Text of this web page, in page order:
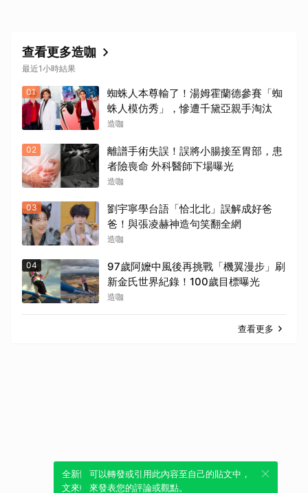
查看更多造咖
最近1小時結果
01
蜘蛛人本尊輸了！湯姆霍蘭德參賽「蜘
蛛人模仿秀」，慘遭千黛亞親手淘汰
造咖
02
離譜手術失誤！誤將小腸接至胃部，患
者險喪命 外科醫師下場曝光
造咖
03
劉宇寧學台語「恰北北」誤解成好爸
爸！與張凌赫神造句笑翻全網
造咖
04
97歲阿嬤中風後再挑戰「機翼漫步」刷
新金氏世界紀錄！100歲目標曝光
造咖
查看更多
全新體驗！一鍵引用此內容，透過發布貼
文來輕鬆表達個人立場。
可以轉發或引用此內容至自己的貼文中，
來發表您的評論或觀點。